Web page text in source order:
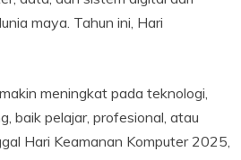
maya. Tahun ini, Hari
meningkat pada teknologi,
baik pelajar, profesional, atau
Hari Keamanan Komputer 2025,